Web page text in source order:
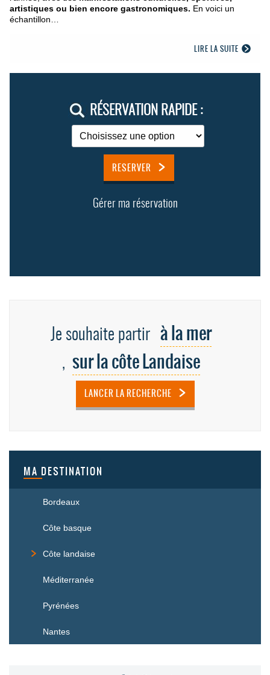
artistiques ou bien encore gastronomiques. En voici un
échantillon…
LIRE LA SUITE
RÉSERVATION RAPIDE :
RESERVER
Gérer ma réservation
Je souhaite partir à la mer
, sur la côte Landaise
LANCER LA RECHERCHE
MA DESTINATION
Bordeaux
Côte basque
Côte landaise
Méditerranée
Pyrénées
Nantes